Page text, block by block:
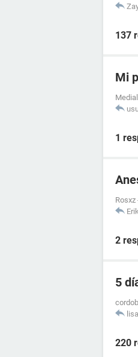
137
Mi
Medial
1
Rosxz
2
5
220